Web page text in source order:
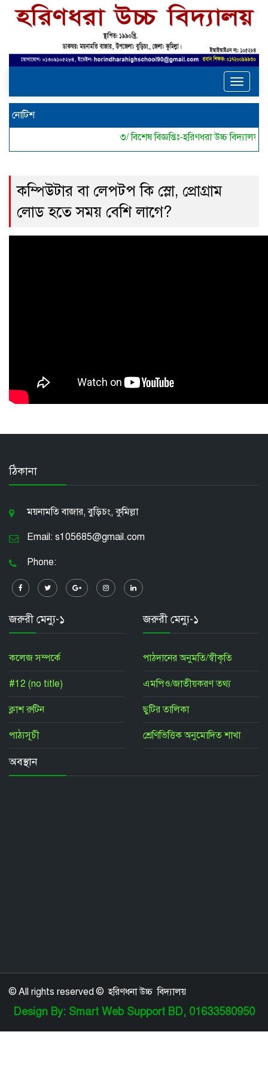
Toggle
নোটিশ
৩/ বিশেষ বিজ্ঞপ্তিঃ-হরিণধরা উচ্চ
কম্পিউটার বা লেপটপ কি স্লো, প্রোগ্রাম
লোড হতে সময় বেশি লাগে?
ঠিকানা
ময়নামতি বাজার, বুড়িচং, কুমিল্লা
Email: s105685@gmail.com
Phone:
জরুরী মেন্যু-১
কলেজ সম্পর্কে
#12 (no title)
ক্লাশ রুটিন
পাঠ্যসূচী
জরুরী মেন্যু-১
পাঠদানের অনুমতি/স্বীকৃতি
এমপিও/জাতীয়করণ তথ্য
ছুটির তালিকা
শ্রেণিভিত্তিক অনুমোদিত শাখা
অবস্থান
© All rights reserved © হরিণধনা উচ্চ বিদ্যালয়
Design By: Smart Web Support BD, 01633580950